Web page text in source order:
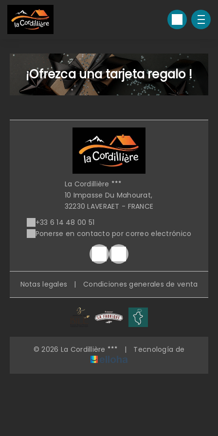
¡Ofrezca una tarjeta regalo !
La Cordillière
10 Impasse Du Mahourat,
32230 LAVERAET - FRANCE
+33 6 14 48 00 51
Ponerse en contacto por correo electrónico
Notas legales | Condiciones generales de venta
© 2026 La Cordillière | Tecnología de